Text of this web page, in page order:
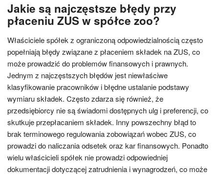
Jakie są najczęstsze błędy przy
płaceniu ZUS w spółce zoo?
Właściciele spółek z ograniczoną odpowiedzialnością często
popełniają błędy związane z płaceniem składek na ZUS, co
może prowadzić do problemów finansowych i prawnych.
Jednym z najczęstszych błędów jest niewłaściwe
klasyfikowanie pracowników i błędne ustalanie podstawy
wymiaru składek. Często zdarza się również, że
przedsiębiorcy nie są świadomi dostępnych ulg i preferencji, co
skutkuje przepłacaniem składek. Inny powszechny błąd to
brak terminowego regulowania zobowiązań wobec ZUS, co
prowadzi do naliczania odsetek oraz kar finansowych. Ponadto
wielu właścicieli spółek nie prowadzi odpowiedniej
dokumentacji dotyczącej zatrudnienia i wynagrodzeń, co może